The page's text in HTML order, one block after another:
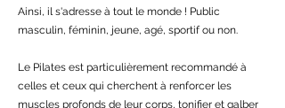
Ainsi, il s'adresse à tout le monde ! Public
masculin, féminin, jeune, agé, sportif ou non.
Le Pilates est particulièrement recommandé à
celles et ceux qui cherchent à renforcer les
muscles profonds de leur corps, tonifier et galber